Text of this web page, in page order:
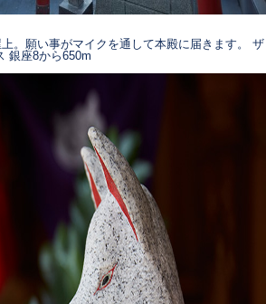
。願い事がマイクを通して本殿に届きます。 ザ
銀座8から650m